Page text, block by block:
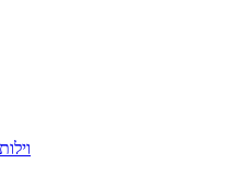
וילות עם 3